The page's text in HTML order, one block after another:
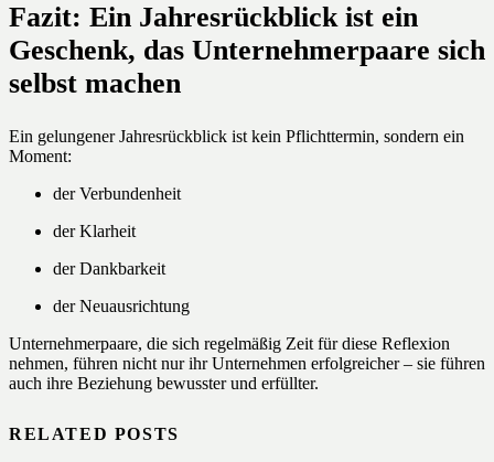
Fazit: Ein Jahresrückblick ist ein
Geschenk, das Unternehmerpaare sich
selbst machen
Ein gelungener Jahresrückblick ist kein Pflichttermin, sondern ein
Moment:
der Verbundenheit
der Klarheit
der Dankbarkeit
der Neuausrichtung
Unternehmerpaare, die sich regelmäßig Zeit für diese Reflexion
nehmen, führen nicht nur ihr Unternehmen erfolgreicher – sie führen
auch ihre Beziehung bewusster und erfüllter.
RELATED POSTS